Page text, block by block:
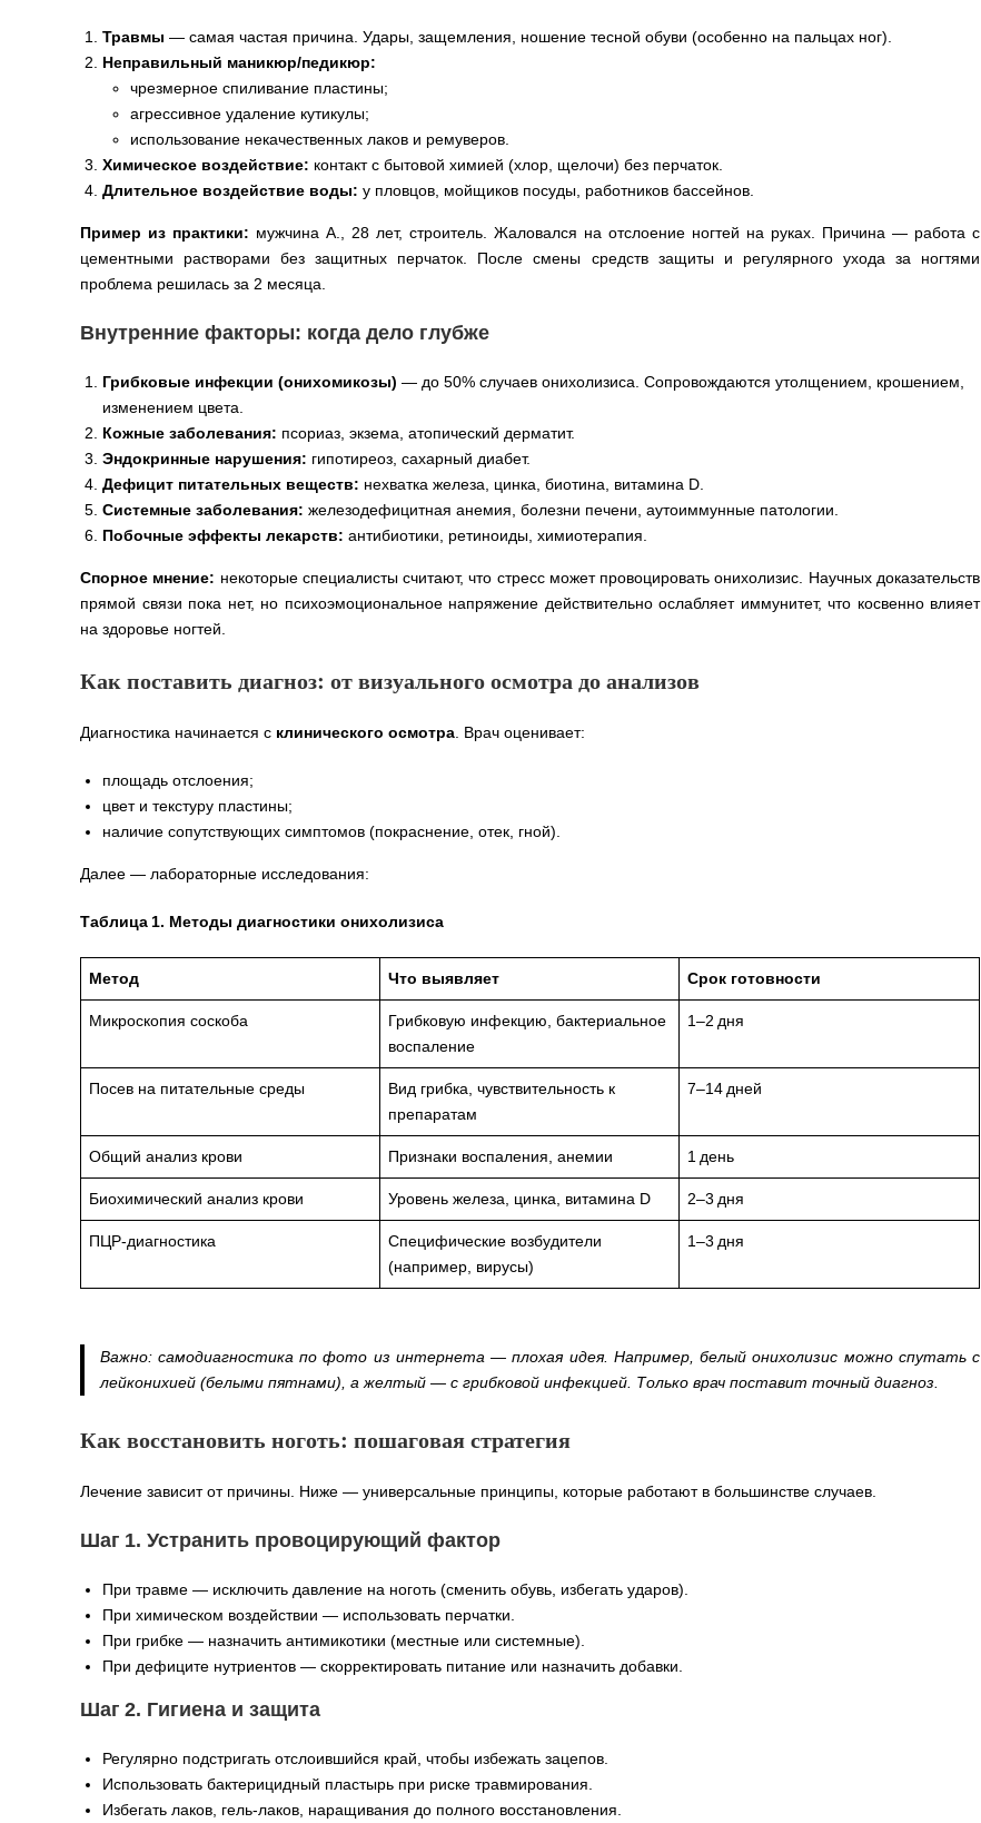
Травмы — самая частая причина. Удары, защемления, ношение тесной обуви (особенно на пальцах ног).
Неправильный маникюр/педикюр:
чрезмерное спиливание пластины;
агрессивное удаление кутикулы;
использование некачественных лаков и ремуверов.
Химическое воздействие: контакт с бытовой химией (хлор, щелочи) без перчаток.
Длительное воздействие воды: у пловцов, мойщиков посуды, работников бассейнов.
Пример из практики: мужчина А., 28 лет, строитель. Жаловался на отслоение ногтей на руках. Причина — работа с
цементными растворами без защитных перчаток. После смены средств защиты и регулярного ухода за ногтями
проблема решилась за 2 месяца.
Внутренние факторы: когда дело глубже
Грибковые инфекции (онихомикозы) — до 50% случаев онихолизиса. Сопровождаются утолщением, крошением,
изменением цвета.
Кожные заболевания: псориаз, экзема, атопический дерматит.
Эндокринные нарушения: гипотиреоз, сахарный диабет.
Дефицит питательных веществ: нехватка железа, цинка, биотина, витамина D.
Системные заболевания: железодефицитная анемия, болезни печени, аутоиммунные патологии.
Побочные эффекты лекарств: антибиотики, ретиноиды, химиотерапия.
Спорное мнение: некоторые специалисты считают, что стресс может провоцировать онихолизис. Научных доказательств
прямой связи пока нет, но психоэмоциональное напряжение действительно ослабляет иммунитет, что косвенно влияет
на здоровье ногтей.
Как поставить диагноз: от визуального осмотра до анализов
Диагностика начинается с клинического осмотра . Врач оценивает:
площадь отслоения;
цвет и текстуру пластины;
наличие сопутствующих симптомов (покраснение, отек, гной).
Далее — лабораторные исследования:
Таблица 1. Методы диагностики онихолизиса
Метод Что выявляет Срок готовности
Микроскопия соскоба
Грибковую инфекцию, бактериальное
воспаление
1–2 дня
Посев на питательные среды
Вид грибка, чувствительность к
препаратам
7–14 дней
Общий анализ крови Признаки воспаления, анемии 1 день
Биохимический анализ крови Уровень железа, цинка, витамина D 2–3 дня
ПЦР‑диагностика
Специфические возбудители
(например, вирусы)
1–3 дня
Важно:самодиагностика по фото из интернета — плохая идея. Например, белый онихолизис можно спутать с
лейконихией (белыми пятнами), а желтый — с грибковой инфекцией. Только врач поставит точный диагноз.
Как восстановить ноготь: пошаговая стратегия
Лечение зависит от причины. Ниже — универсальные принципы, которые работают в большинстве случаев.
Шаг 1. Устранить провоцирующий фактор
При травме — исключить давление на ноготь (сменить обувь, избегать ударов).
При химическом воздействии — использовать перчатки.
При грибке — назначить антимикотики (местные или системные).
При дефиците нутриентов — скорректировать питание или назначить добавки.
Шаг 2. Гигиена и защита
Регулярно подстригать отслоившийся край, чтобы избежать зацепов.
Использовать бактерицидный пластырь при риске травмирования.
Избегать лаков, гель‑лаков, наращивания до полного восстановления.